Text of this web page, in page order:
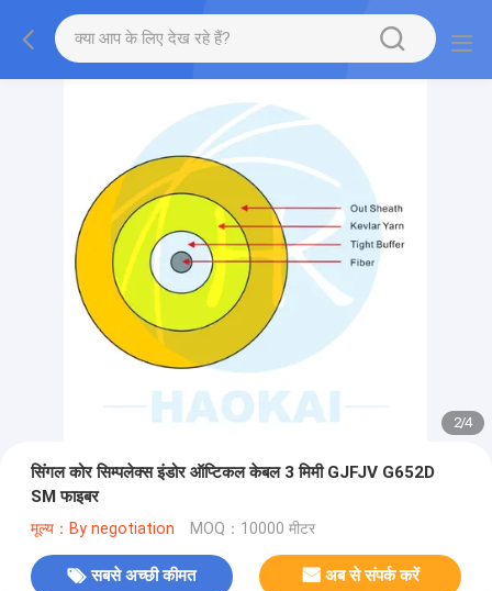
2/4
सिंगल कोर सिम्पलेक्स इंडोर ऑप्टिकल केबल 3 मिमी GJFJV G652D
SM फाइबर
मूल्य：By negotiation MOQ：10000 मीटर
सबसे अच्छी कीमत अब से संपर्क करें